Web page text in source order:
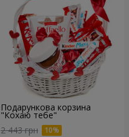
Подарункова корзина
"Кохаю тебе"
2 443 грн